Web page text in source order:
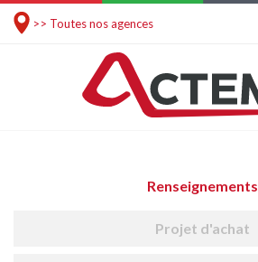
>> Toutes nos agences
Renseignements
Projet d'achat